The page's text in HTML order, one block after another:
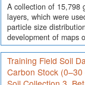
A collection of 15,798
layers, which were
particle size
development of maps
Training Field Soil
Carbon Stock